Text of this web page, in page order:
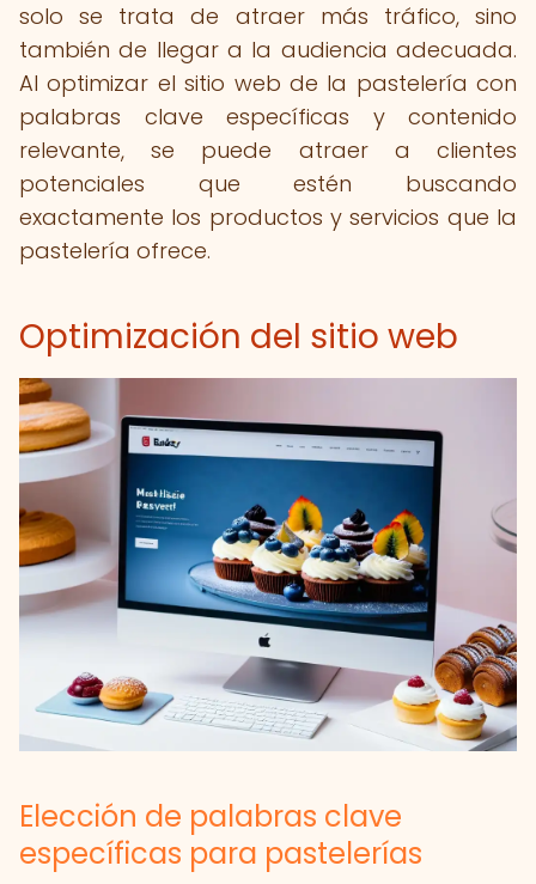
solo se trata de atraer más tráfico, sino
también de llegar a la audiencia adecuada.
Al optimizar el sitio web de la pastelería con
palabras clave específicas y contenido
relevante, se puede atraer a clientes
potenciales que estén buscando
exactamente los productos y servicios que la
pastelería ofrece.
Optimización del sitio web
Elección de palabras clave
específicas para pastelerías